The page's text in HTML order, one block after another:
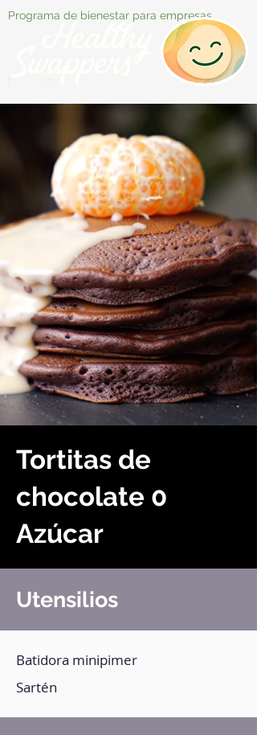
Programa de bienestar para empresas
Tortitas de
chocolate 0
Azúcar
Utensilios
Batidora minipimer
Sartén